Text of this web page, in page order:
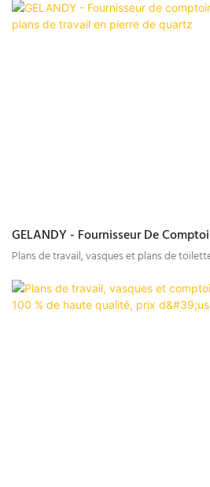
GELANDY - Fournisseur De
Plans De Travail En Pierre De Quartz
Plans de travail, vasques et plans de